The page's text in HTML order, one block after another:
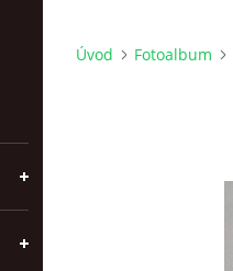
Úvod Fotoalbum